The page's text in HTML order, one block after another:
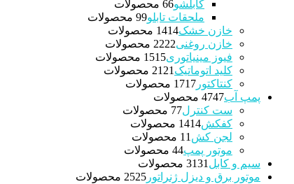
کابلشو 66 محصولات
ملحقات تابلو 99 محصولات
خازن خشک
1414 محصولات
خازن روغنی
2222 محصولات
فیوز مینیاتوری
1515 محصولات
کلید اتوماتیک
21 21 محصولات
کنتاکتور
1717 محصولات
پمپ آب
4747 محصولات
ست کنترل 77 محصولات
کفکش
1414 محصولات
لجن کش
1 1 محصولات
موتور پمپ 44 محصولات
سیم و کابل
3131 محصولات
موتور برق و دیزل ژنراتور
2525 محصولات